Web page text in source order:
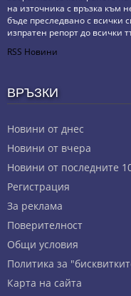
на източника с връзка към
бъде преследвано с всички
изпратен репорт до всички
RSS Новини
ВРЪЗКИ
Новини от днес
Новини от вчера
Новини от последните
Регистрация
За реклама
Πoвepитeлнocт
Общи условия
Политика за
Карта на сайта